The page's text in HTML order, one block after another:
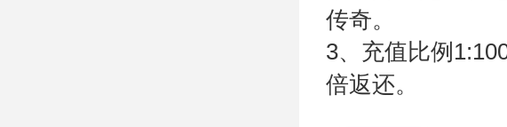
传奇。
3、充值比例
倍返还。